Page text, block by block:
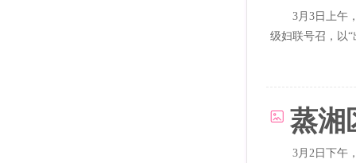
3月3日上午
级妇联号召，以
蒸湘
3月2日下午